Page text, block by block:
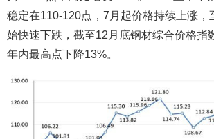
稳定在110-120点，7月起价格持续上涨，
始快速下跌，截至12月底钢材综合价格指
年内最高点下降13%。